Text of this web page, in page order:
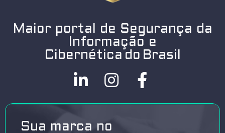
Maior portal de Segurança da
Informação e
Cibernética do Brasil
Sua marca no